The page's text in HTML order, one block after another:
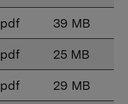
pdf 39 MB
pdf 25 MB
pdf 29 MB